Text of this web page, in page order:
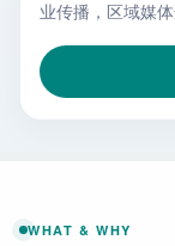
业传播，区域媒
WHAT & WHY